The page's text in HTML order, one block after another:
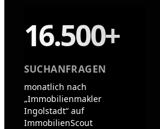
16.500+
SUCHANFRAGEN
monatlich nach
„Immobilienmakler
Ingolstadt“ auf
ImmobilienScout